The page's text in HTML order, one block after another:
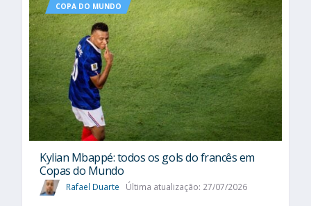
COPA DO MUNDO
Kylian Mbappé: todos os gols do francês em
Copas do Mundo
Rafael Duarte Última atualização: 27/07/2026